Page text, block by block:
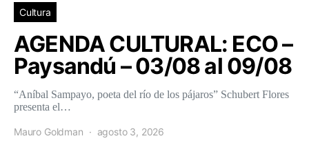
Cultura
AGENDA CULTURAL: ECO –
Paysandú – 03/08 al 09/08
“Aníbal Sampayo, poeta del río de los pájaros” Schubert Flores
presenta el…
Mauro Goldman agosto 3, 2026